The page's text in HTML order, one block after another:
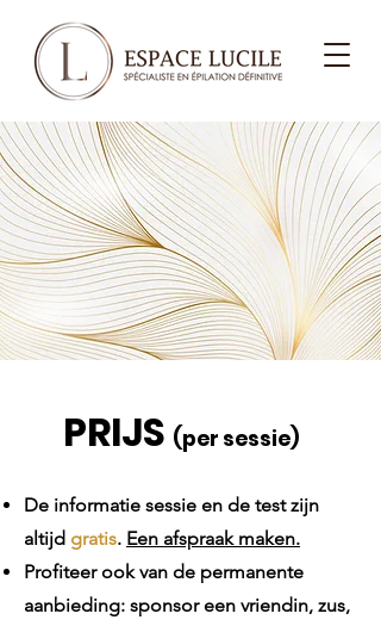
PRIJS (per sessie)
De informatie sessie en de test zijn
altijd gratis. Een afspraak maken.
Profiteer ook van de permanente
aanbieding: sponsor een vriendin, zus,